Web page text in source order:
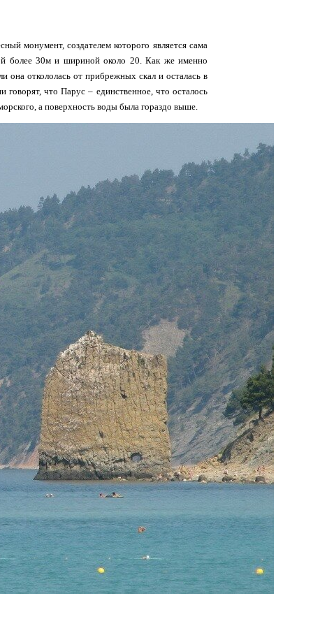
монумент, создателем которого является сама
более 30м и шириной около 20. Как же именно
она откололась от прибрежных скал и осталась в
что Парус – единственное, что осталось
а поверхность воды была гораздо выше.